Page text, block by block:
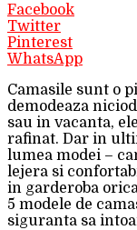
Facebook
Twitter
Pinterest
WhatsApp
Camasile sunt o
demodeaza
sau in vacanta,
rafinat. Dar in
lumea modei –
lejera si
in garderoba
5 modele de
siguranta sa